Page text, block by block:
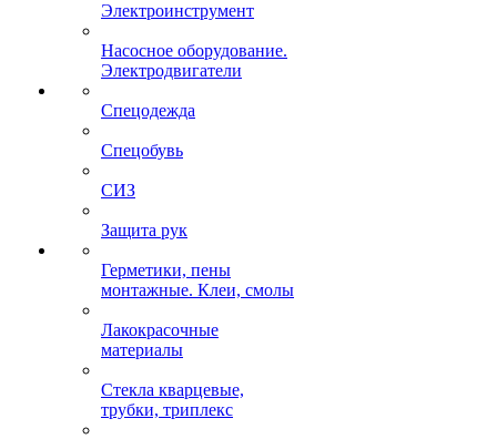
Электроинструмент
Насосное оборудование.
Электродвигатели
Спецодежда
Спецобувь
СИЗ
Защита рук
Герметики, пены
монтажные. Клеи, смолы
Лакокрасочные
материалы
Стекла кварцевые,
трубки, триплекс